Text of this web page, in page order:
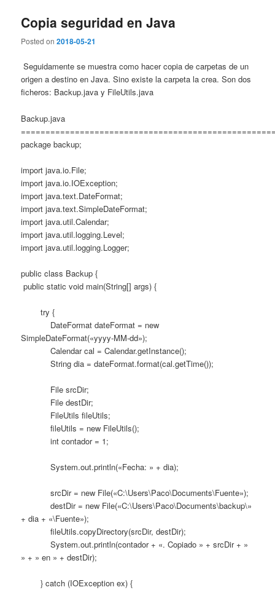
Copia seguridad en Java
Posted on2018-05-21
Seguidamente se muestra como hacer copia de carpetas de un
origen a destino en Java. Sino existe la carpeta la crea. Son dos
ficheros: Backup.java y FileUtils.java
Backup.java
package backup;
import java.io.File;
import java.io.IOException;
import java.text.DateFormat;
import java.text.SimpleDateFormat;
import java.util.Calendar;
import java.util.logging.Level;
import java.util.logging.Logger;
public class Backup {
public static void main(String[] args) {
try {
DateFormat dateFormat = new
SimpleDateFormat(«yyyy-MM-dd»);
Calendar cal = Calendar.getInstance();
String dia = dateFormat.format(cal.getTime());
File srcDir;
File destDir;
FileUtils fileUtils;
fileUtils = new FileUtils();
int contador = 1;
System.out.println(«Fecha: » + dia);
srcDir = new File(«C:\Users\Paco\Documents\Fuente»);
destDir = new File(«C:\Users\Paco\Documents\backup\»
+ dia + «\Fuente»);
fileUtils.copyDirectory(srcDir, destDir);
System.out.println(contador + «. Copiado » + srcDir + »
» + » en » + destDir);
} catch (IOException ex) {